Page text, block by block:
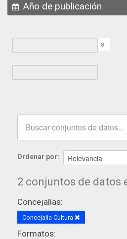
Año de publicación
a
Ordenar por
2 conjuntos de datos
Concejalías:
Concejalía Cultura
Formatos: